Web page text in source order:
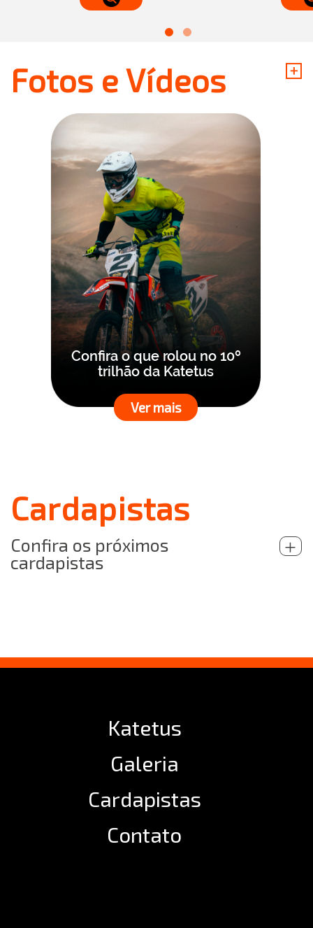
Fotos e Vídeos +
Confira o que rolou no 10º
trilhão da Katetus
Ver mais
Cardapistas
Confira os próximos
cardapistas
+
Katetus
Galeria
Cardapistas
Contato